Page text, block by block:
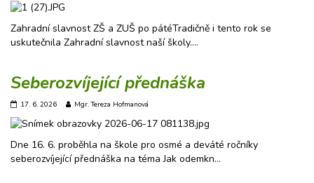
Zahradní slavnost ZŠ a ZUŠ po pátéTradičně i tento rok se
uskutečnila Zahradní slavnost naší školy.…
Seberozvíjející přednáška
17. 6. 2026 Mgr. Tereza Hofmanová
Dne 16. 6. proběhla na škole pro osmé a deváté ročníky
seberozvíjející přednáška na téma Jak odemkn…